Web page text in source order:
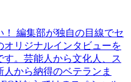
編集部が独自の目線でセ
オリジナルインタビューを
。芸能人から文化人、ス
から納得のベテランま